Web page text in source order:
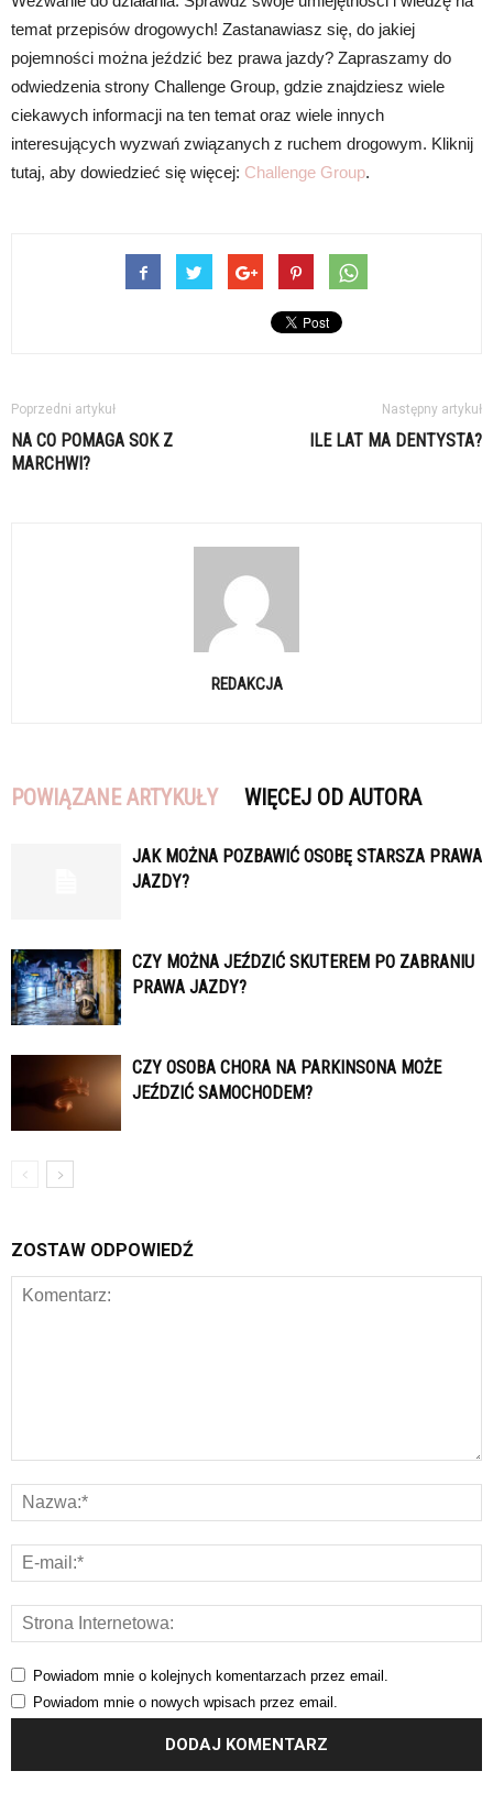
temat przepisów drogowych! Zastanawiasz się, do jakiej
pojemności można jeździć bez prawa jazdy? Zapraszamy do
odwiedzenia strony Challenge Group, gdzie znajdziesz wiele
ciekawych informacji na ten temat oraz wiele innych
interesujących wyzwań związanych z ruchem drogowym. Kliknij
tutaj, aby dowiedzieć się więcej: Challenge Group.
Poprzedni artykuł
NA CO POMAGA SOK Z
MARCHWI?
Następny artykuł
ILE LAT MA DENTYSTA?
REDAKCJA
POWIĄZANE ARTYKUŁY WIĘCEJ OD AUTORA
JAK MOŻNA POZBAWIĆ OSOBĘ STARSZA PRAWA
JAZDY?
CZY MOŻNA JEŹDZIĆ SKUTEREM PO ZABRANIU
PRAWA JAZDY?
CZY OSOBA CHORA NA PARKINSONA MOŻE
JEŹDZIĆ SAMOCHODEM?
ZOSTAW ODPOWIEDŹ
Powiadom mnie o kolejnych komentarzach przez email.
Powiadom mnie o nowych wpisach przez email.